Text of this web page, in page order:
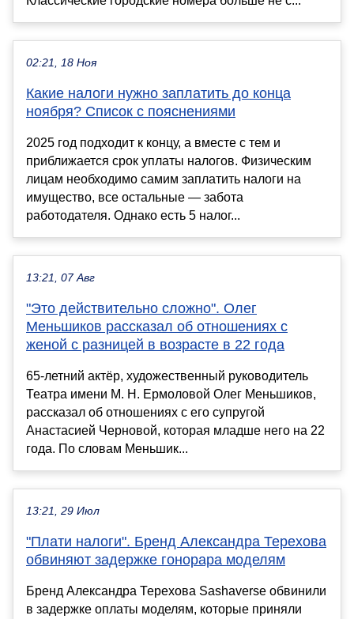
02:21, 18 Ноя
Какие налоги нужно заплатить до конца
ноября? Список с пояснениями
2025 год подходит к концу, а вместе с тем и
приближается срок уплаты налогов. Физическим
лицам необходимо самим заплатить налоги на
имущество, все остальные — забота
работодателя. Однако есть 5 налог...
13:21, 07 Авг
"Это действительно сложно". Олег
Меньшиков рассказал об отношениях с
женой с разницей в возрасте в 22 года
65-летний актёр, художественный руководитель
Театра имени М. Н. Ермоловой Олег Меньшиков,
рассказал об отношениях с его супругой
Анастасией Черновой, которая младше него на 22
года. По словам Меньшик...
13:21, 29 Июл
"Плати налоги". Бренд Александра Терехова
обвиняют задержке гонорара моделям
Бренд Александра Терехова Sashaverse обвинили
в задержке оплаты моделям, которые приняли